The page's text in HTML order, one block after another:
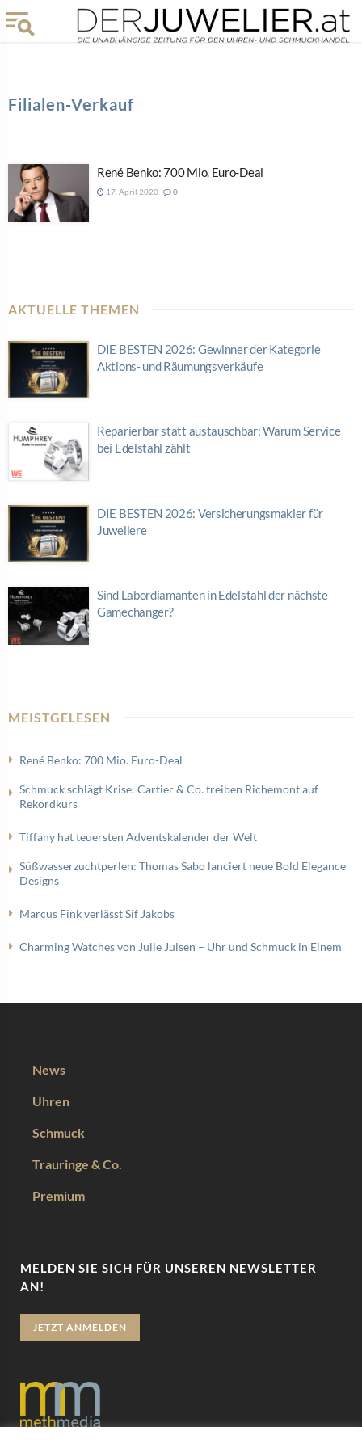
Filialen-Verkauf
René Benko: 700 Mio. Euro-Deal
17. April 2020 0
AKTUELLE THEMEN
DIE BESTEN 2026: Gewinner der Kategorie
Aktions- und Räumungsverkäufe
Reparierbar statt austauschbar: Warum Service
bei Edelstahl zählt
DIE BESTEN 2026: Versicherungsmakler für
Juweliere
Sind Labordiamanten in Edelstahl der nächste
Gamechanger?
MEISTGELESEN
René Benko: 700 Mio. Euro-Deal
Schmuck schlägt Krise: Cartier & Co. treiben Richemont auf
Rekordkurs
Tiffany hat teuersten Adventskalender der Welt
Süßwasserzuchtperlen: Thomas Sabo lanciert neue Bold Elegance
Designs
Marcus Fink verlässt Sif Jakobs
Charming Watches von Julie Julsen – Uhr und Schmuck in Einem
News
Uhren
Schmuck
Trauringe & Co.
Premium
MELDEN SIE SICH FÜR UNSEREN NEWSLETTER
AN!
JETZT ANMELDEN